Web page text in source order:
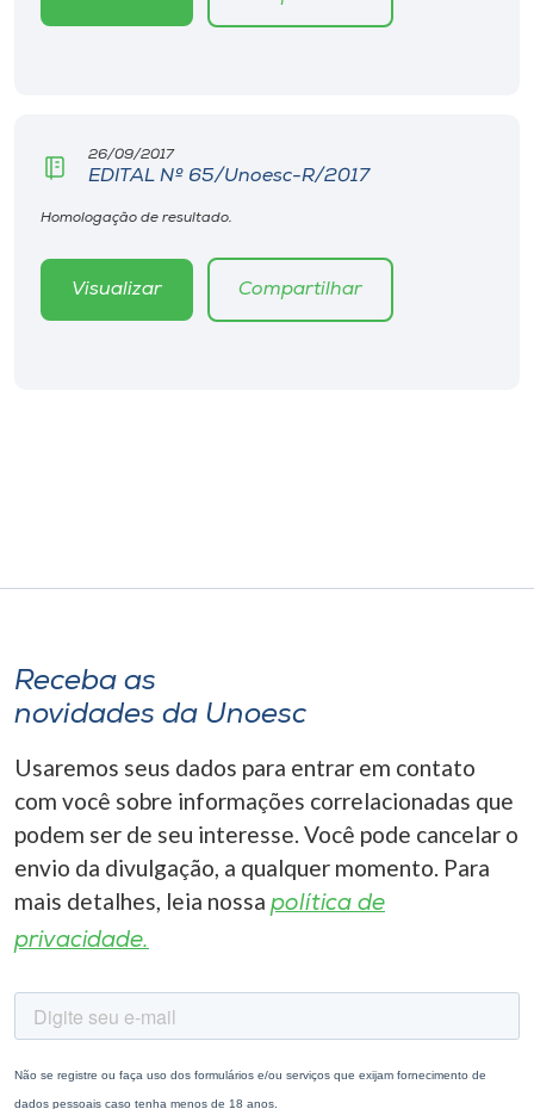
26/09/2017
EDITAL Nº 65/Unoesc-R/2017
Homologação de resultado.
Visualizar Compartilhar
Receba as
novidades da Unoesc
Usaremos seus dados para entrar em contato
com você sobre informações correlacionadas que
podem ser de seu interesse. Você pode cancelar o
envio da divulgação, a qualquer momento. Para
mais detalhes, leia nossa política de
privacidade.